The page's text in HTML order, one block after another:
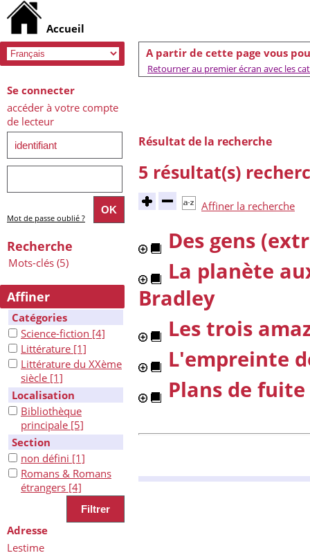
A partir de cette page vous
Retourner au premier écran avec les
Résultat de la recherche
5 résultat(s)
Affiner la recherche
Des gens
La planète
Bradley
Les trois
L'empreinte
Plans de fuite
Se connecter
accéder à votre compte
de lecteur
Mot de passe oublié ?
Recherche
Mots-clés (5)
Affiner
Catégories
Science-fiction [4]
Littérature [1]
Littérature du XXème
siècle [1]
Localisation
Bibliothèque
principale [5]
Section
non défini [1]
Romans & Romans
étrangers [4]
Adresse
Lestime